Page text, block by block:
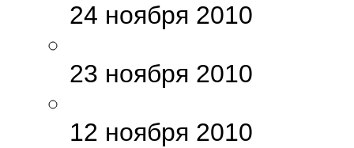
24 ноября 2010
23 ноября 2010
12 ноября 2010